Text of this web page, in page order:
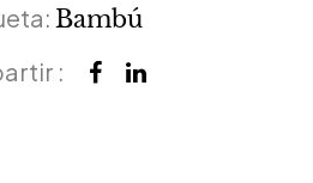
Bambú
: